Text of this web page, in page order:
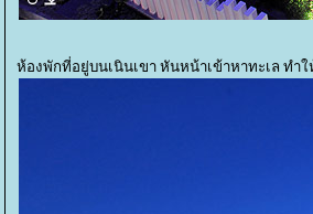
ห้องพักที่อยู่บนเนินเขา หันหน้าเข้าหาทะเล ทำใ